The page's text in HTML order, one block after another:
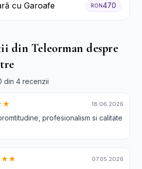
cu Garoafe RON470
din Teleorman despre
din 4 recenzii
18.06.2026
profesionalism si calitate
07.05.2026